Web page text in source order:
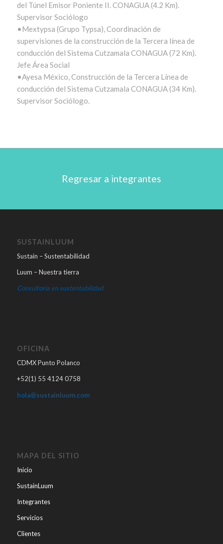
del Túnel Emisor Poniente II. CONAGUA (4.2 Km).
Supervisor Sociólogo
•Mextypsa (Grupo Typsa), Coordinación de
supervisiones de la construcción de la Tercera línea de
conducción del Sistema Cutzamala CONAGUA (72 Km).
Jefe Área Social
•Ayesa México, Construcción de la Tercera Línea de
conducción del Sistema Cutzamala CONAGUA (34 Km).
Supervisor Sociólogo.
Regresar a integrantes
SUSTAINLUUM
Sustain – Sustentabilidad
Luum – Nuestra tierra
Consultoría en sustentabilidad
OFICINA
CDMX Punto Polanco
+52(1) 55 4124 0758
hola@sustainluum.com
MAPA DEL SITIO
Inicio
SustainLuum
Integrantes
Servicios
Clientes